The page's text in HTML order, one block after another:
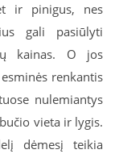
ir pinigus, nes
gali pasiūlyti
kainas. O jos
renkantis
nulemiantys
vieta ir lygis.
dėmesį teikia